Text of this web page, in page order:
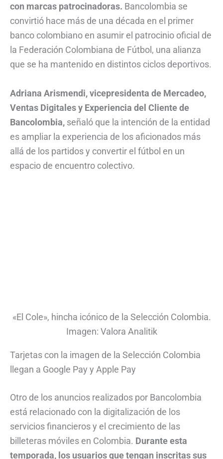
con marcas patrocinadoras. Bancolombia se
convirtió hace más de una década en el primer
banco colombiano en asumir el patrocinio oficial de
la Federación Colombiana de Fútbol, una alianza
que se ha mantenido en distintos ciclos deportivos.
Adriana Arismendi, vicepresidenta de Mercadeo,
Ventas Digitales y Experiencia del Cliente de
Bancolombia, señaló que la intención de la entidad
es ampliar la experiencia de los aficionados más
allá de los partidos y convertir el fútbol en un
espacio de encuentro colectivo.
«El Cole», hincha icónico de la Selección Colombia.
Imagen: Valora Analitik
Tarjetas con la imagen de la Selección Colombia
llegan a Google Pay y Apple Pay
Otro de los anuncios realizados por Bancolombia
está relacionado con la digitalización de los
servicios financieros y el crecimiento de las
billeteras móviles en Colombia. Durante esta
temporada, los usuarios que tengan inscritas sus